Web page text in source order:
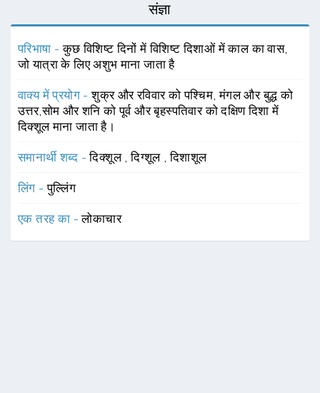
संज्ञा
परिभाषा -कुछ विशिष्ट दिनों में विशिष्ट दिशाओं में काल का वास,
जो यात्रा के लिए अशुभ माना जाता है
वाक्य में प्रयोग -शुक्र और रविवार को पश्चिम, मंगल और बुद्ध को
उत्तर,सोम और शनि को पूर्व और बृहस्पतिवार को दक्षिण दिशा में
दिक्शूल माना जाता है।
समानार्थी शब्द -दिक्शूल ,दिग्शूल ,दिशाशूल
लिंग -पुल्लिंग
एक तरह का -लोकाचार